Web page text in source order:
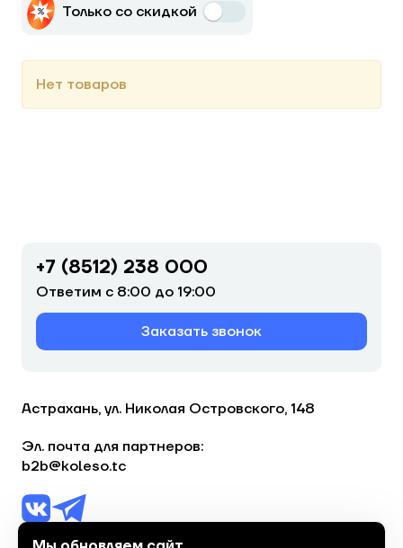
Только со скидкой
Нет товаров
+7 (8512) 238 000
Ответим с 8:00 до 19:00
Заказать звонок
Астрахань, ул. Николая Островского, 148
Эл. почта для партнеров:
b2b@koleso.tc